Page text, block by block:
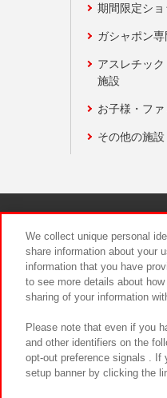
期間限定シ
ガシャポン
アスレチッ
施設
お子様・フ
その他の施
We collect unique personal
share information about your
information that you have
to see more details about
sharing of your information
Please note that even if you
and other identifiers on the
opt-out preference signals . If
setup banner by clicking the